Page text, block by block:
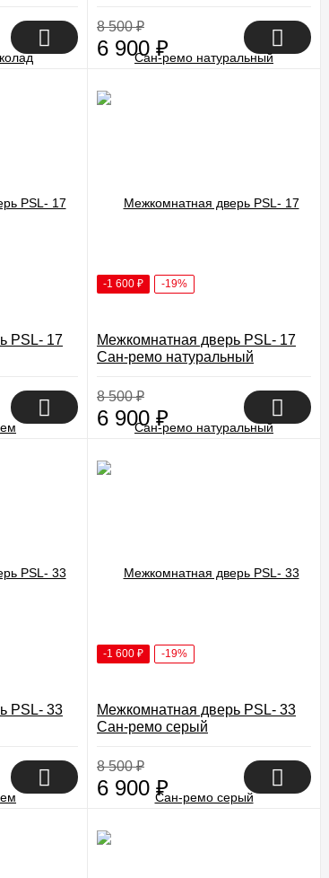
8 500₽
6 900 ₽
PSL- 17
-1 600 ₽ -19%
Межкомнатная дверь PSL- 17
Сан-ремо натуральный
8 500₽
6 900 ₽
PSL- 33
-1 600 ₽ -19%
Межкомнатная дверь PSL- 33
Сан-ремо серый
8 500₽
6 900 ₽